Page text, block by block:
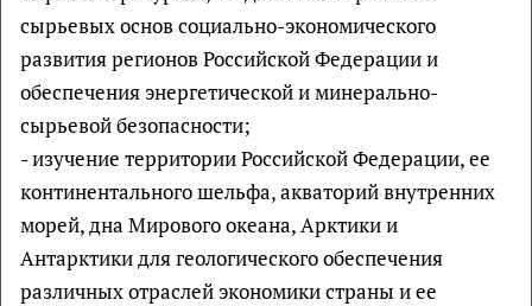
сырьевых основ социально-экономического
развития регионов Российской Федерации и
обеспечения энергетической и минерально-
сырьевой безопасности;
- изучение территории Российской Федерации, ее
континентального шельфа, акваторий внутренних
морей, дна Мирового океана, Арктики и
Антарктики для геологического обеспечения
различных отраслей экономики страны и ее